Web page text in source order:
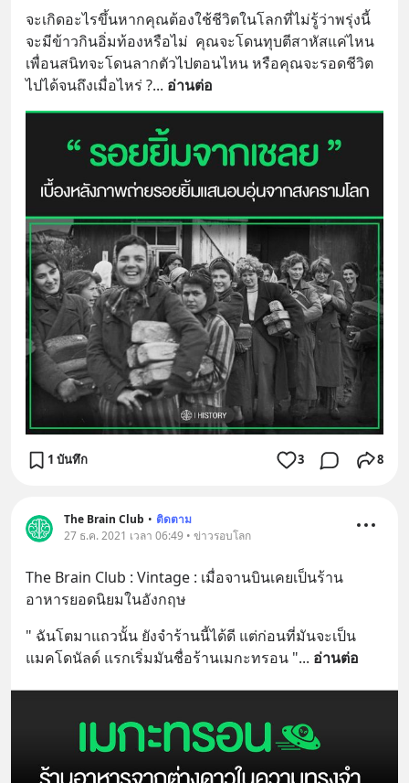
จะเกิดอะไรขึ้นหากคุณต้องใช้ชีวิตในโลกที่ไม่รู้ว่าพรุ่งนี้
จะมีข้าวกินอิ่มท้องหรือไม่  คุณจะโดนทุบตีสาหัสแค่ไหน
เพื่อนสนิทจะโดนลากตัวไปตอนไหน หรือคุณจะรอดชีวิต
ไปได้จนถึงเมื่อไหร่ ?... อ่านต่อ
1 บันทึก 3 8
The Brain Club • ติดตาม
27 ธ.ค. 2021 เวลา 06:49 • ข่าวรอบโลก
The Brain Club : Vintage : เมื่อจานบินเคยเป็นร้าน
อาหารยอดนิยมในอังกฤษ
" ฉันโตมาแถวนั้น ยังจำร้านนี้ได้ดี แต่ก่อนที่มันจะเป็น
แมคโดนัลด์ แรกเริ่มมันชื่อร้านเมกะทรอน "... อ่านต่อ